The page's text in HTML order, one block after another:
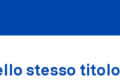
stesso titolo